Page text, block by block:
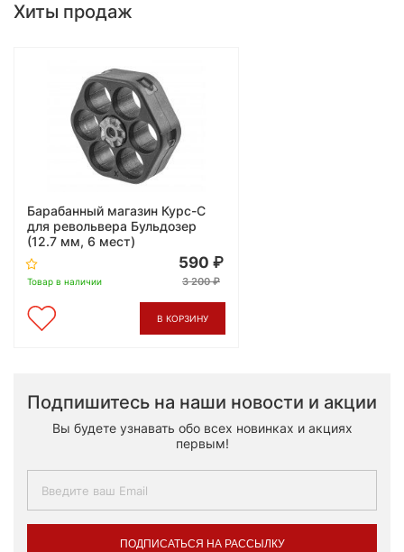
Хиты продаж
Барабанный магазин Курс-С
для револьвера Бульдозер
(12.7 мм, 6 мест)
Товар в наличии
590
3 200
В КОРЗИНУ
Подпишитесь на наши новости и акции
Вы будете узнавать обо всех новинках и акциях
первым!
ПОДПИСАТЬСЯ НА РАССЫЛКУ